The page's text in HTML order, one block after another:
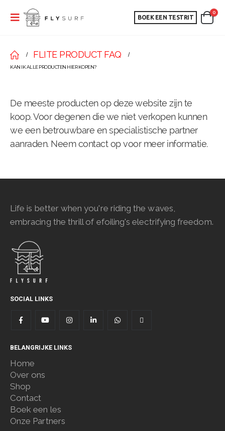
BOEK EEN TESTRIT
0
FLITE PRODUCT FAQ
KAN IK ALLE PRODUCTEN HIER KOPEN?
De meeste producten op deze website zijn te
koop. Voor degenen die we niet verkopen kunnen
we een betrouwbare en specialistische partner
aanraden. Neem contact op voor meer informatie.
Life is better when you're riding the waves,
embracing the thrill of efoiling's electrifying freedom.
SOCIAL LINKS
BELANGRIJKE LINKS
Home
Over ons
Shop
Contact
Boek een les
Onze Partners